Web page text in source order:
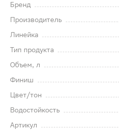
Бренд
Производитель
Линейка
Тип продукта
Объем, л
Финиш
Цвет/тон
Водостойкость
Артикул